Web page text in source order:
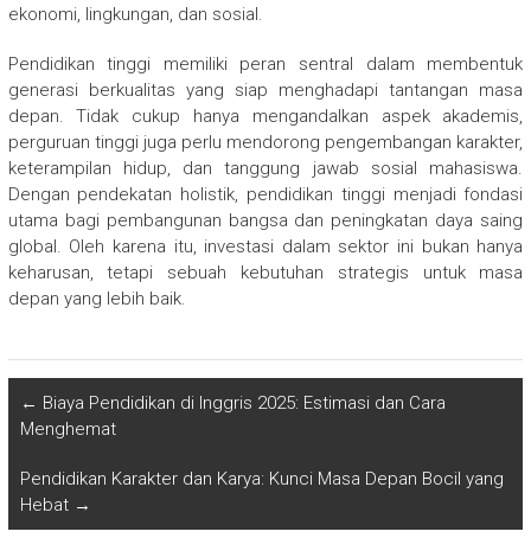
ekonomi, lingkungan, dan sosial.
Pendidikan tinggi memiliki peran sentral dalam membentuk
generasi berkualitas yang siap menghadapi tantangan masa
depan. Tidak cukup hanya mengandalkan aspek akademis,
perguruan tinggi juga perlu mendorong pengembangan karakter,
keterampilan hidup, dan tanggung jawab sosial mahasiswa.
Dengan pendekatan holistik, pendidikan tinggi menjadi fondasi
utama bagi pembangunan bangsa dan peningkatan daya saing
global. Oleh karena itu, investasi dalam sektor ini bukan hanya
keharusan, tetapi sebuah kebutuhan strategis untuk masa
depan yang lebih baik.
← Biaya Pendidikan di Inggris 2025: Estimasi dan Cara
Menghemat
Pendidikan Karakter dan Karya: Kunci Masa Depan Bocil yang
Hebat →